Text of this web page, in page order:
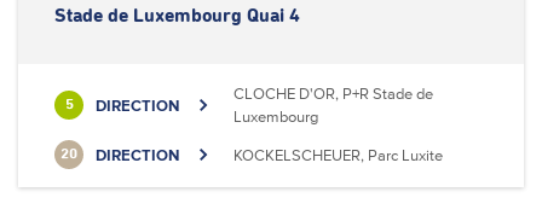
Stade de Luxembourg Quai 4
5 DIRECTION
CLOCHE D'OR, P+R Stade de
Luxembourg
20 DIRECTION KOCKELSCHEUER, Parc Luxite